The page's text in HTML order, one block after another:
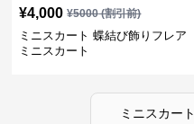
¥4,000 ¥5000(割引前)
ミニスカート 蝶結び飾りフレア
ミニスカート
ミニスカート